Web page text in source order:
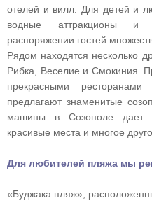
отелей и вилл. Для детей и
водные аттракционы и
распоряжении гостей
Рядом находятся несколько
Рибка, Веселие и Смокиния.
прекрасными
предлагают знаменитые
машины в Созополе дает
красивые места и многое
Для любителей пляжа мы
«Буджака пляж»,